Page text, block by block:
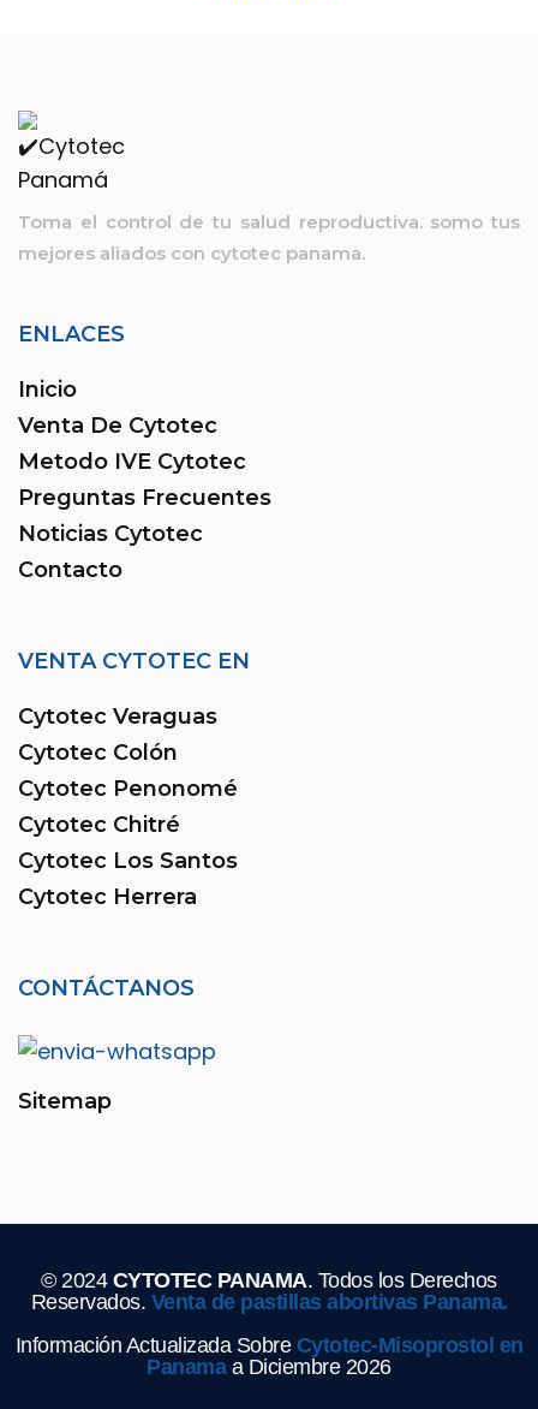
Toma el control de tu salud reproductiva. somo tus
mejores aliados con cytotec panama.
ENLACES
Inicio
Venta De Cytotec
Metodo IVE Cytotec
Preguntas Frecuentes
Noticias Cytotec
Contacto
VENTA CYTOTEC EN
Cytotec Veraguas
Cytotec Colón
Cytotec Penonomé
Cytotec Chitré
Cytotec Los Santos
Cytotec Herrera
CONTÁCTANOS
Sitemap
© 2024 CYTOTEC PANAMA. Todos los Derechos
Reservados. Venta de pastillas abortivas Panama.
Información Actualizada Sobre Cytotec-Misoprostol en
Panamaa Diciembre 2026